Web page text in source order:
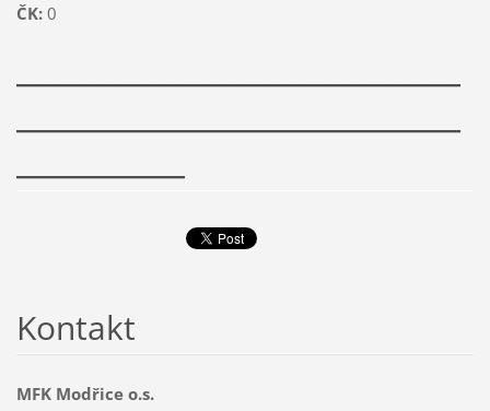
ČK: 0
Kontakt
MFK Modřice o.s.